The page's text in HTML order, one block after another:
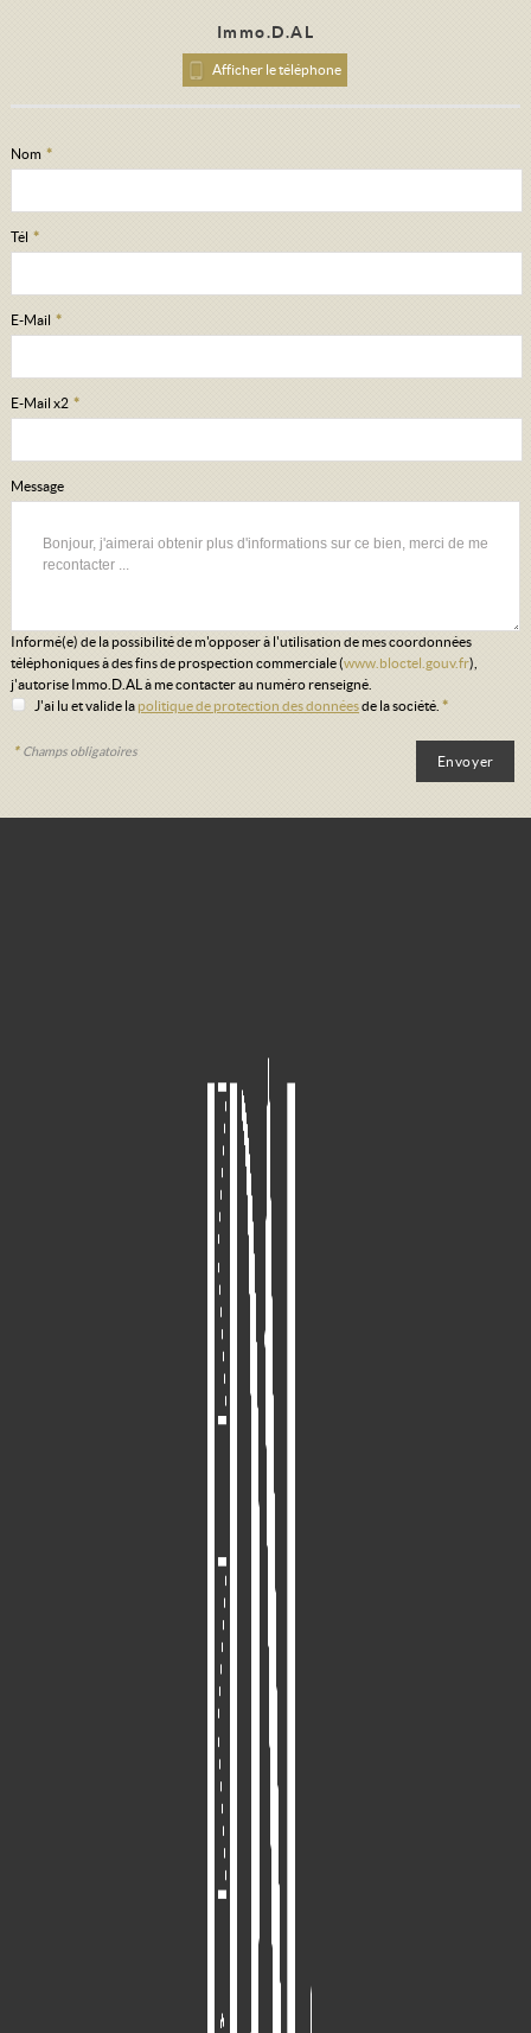
Immo.D.AL
Afficher le téléphone
Nom *
Tél *
E-Mail *
E-Mail x2 *
Message
Informé(e) de la possibilité de m'opposer à l'utilisation de mes coordonnées
téléphoniques à des fins de prospection commerciale (www.bloctel.gouv.fr),
j'autorise Immo.D.AL à me contacter au numéro renseigné.
J'ai lu et valide la politique de protection des donnéesde la société. *
* Champs obligatoires